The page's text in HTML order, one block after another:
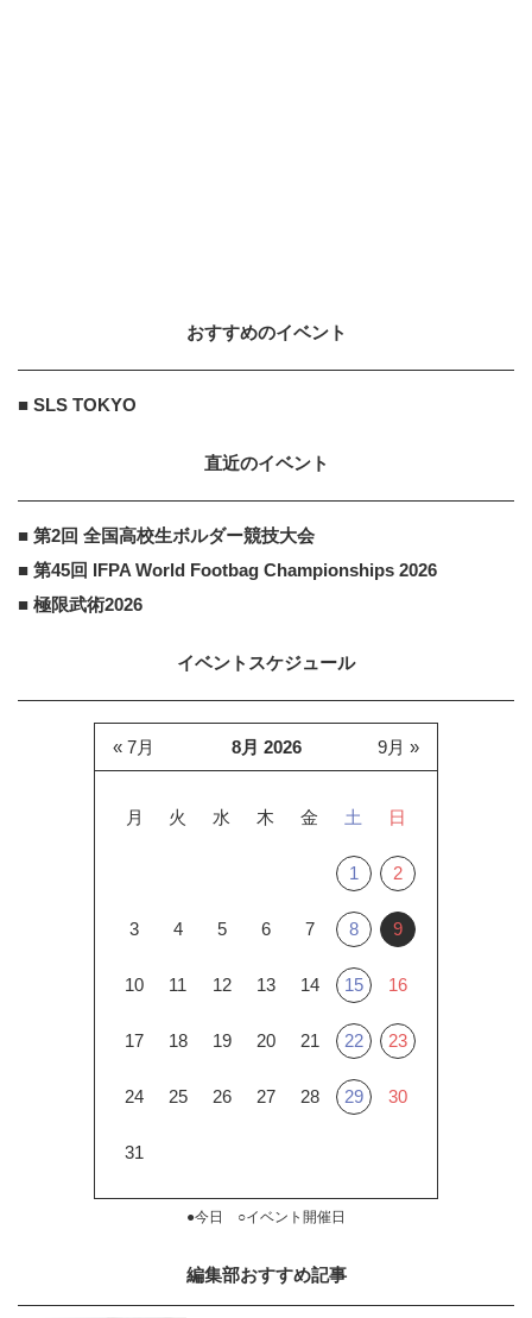
おすすめのイベント
■ SLS TOKYO
直近のイベント
■ 第2回 全国高校生ボルダー競技大会
■ 第45回 IFPA World Footbag Championships 2026
■ 極限武術2026
イベントスケジュール
8月 2026
月 火 水 木 金 土 日
1 2
3 4 5 6 7 8 9
10 11 12 13 14 15 16
17 18 19 20 21 22 23
24 25 26 27 28 29 30
31
« 7月 9月 »
●今日 ○イベント開催日
編集部おすすめ記事